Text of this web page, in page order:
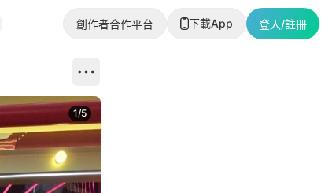
創作者合作平台 下載App 登入/註冊
1/5